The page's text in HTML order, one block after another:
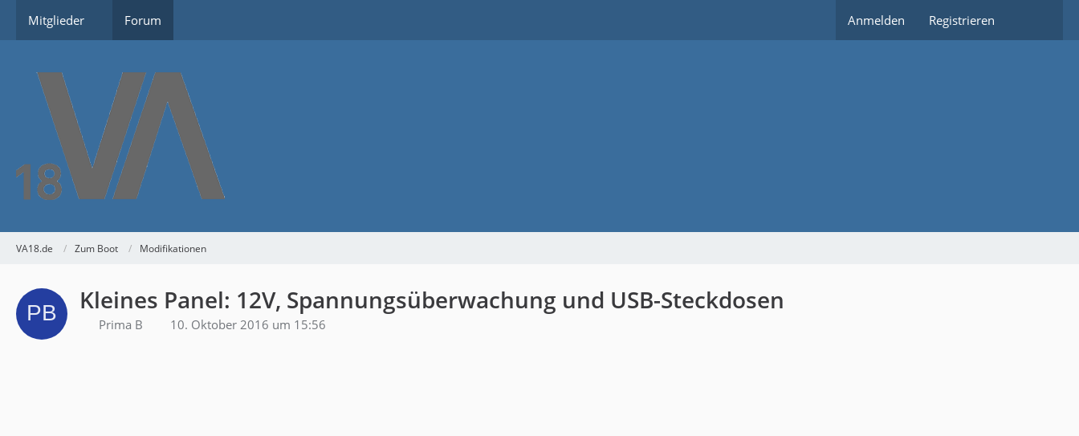
Mitglieder Forum Anmelden Registrieren
VA18.de Zum Boot Modifikationen
Kleines Panel: 12V, Spannungsüberwachung und USB-Steckdosen
Prima B 10. Oktober 2016 um 15:56